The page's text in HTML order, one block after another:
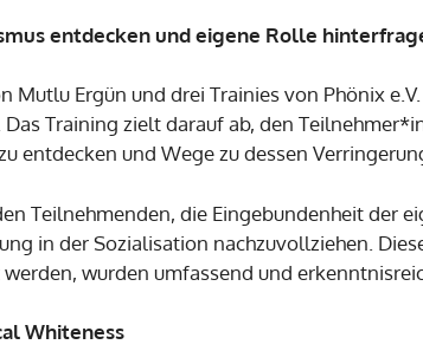
entdecken und eigene Rolle
Mutlu Ergün und drei Trainies von Phönix
Das Training zielt darauf ab, den
entdecken und Wege zu dessen
Teilnehmenden, die Eingebundenheit der
in der Sozialisation nachzuvollziehen.
wurden umfassend und
Whiteness